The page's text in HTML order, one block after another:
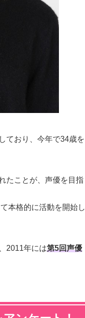
ており、今年で34歳を
たことが、声優を目指
本格的に活動を開始し
2011年には第5回声優